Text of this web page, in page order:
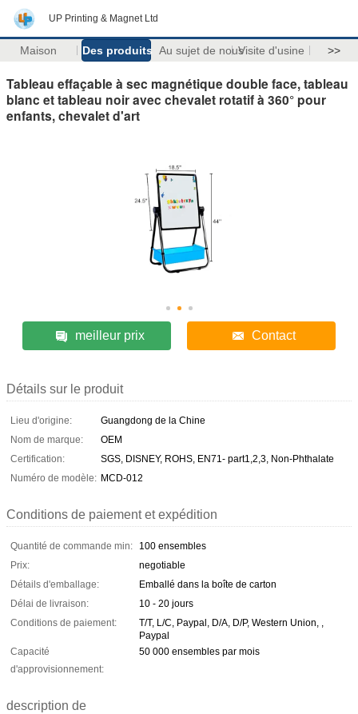
UP Printing & Magnet Ltd
Maison Des produits Au sujet de nousVisite d'usine >>
Tableau effaçable à sec magnétique double face, tableau
blanc et tableau noir avec chevalet rotatif à 360° pour
enfants, chevalet d'art
meilleur prix Contact
Détails sur le produit
Lieu d'origine:
Guangdong de la Chine
Nom de marque:
OEM
Certification:
SGS, DISNEY, ROHS, EN71- part1,2,3, Non-Phthalate
Numéro de modèle: MCD-012
Conditions de paiement et expédition
Quantité de commande min:
100 ensembles
Prix:
negotiable
Détails d'emballage:
Emballé dans la boîte de carton
Délai de livraison:
10 - 20 jours
Conditions de paiement:
T/T, L/C, Paypal, D/A, D/P, Western Union, ,
Paypal
Capacité
d'approvisionnement:
50 000 ensembles par mois
description de